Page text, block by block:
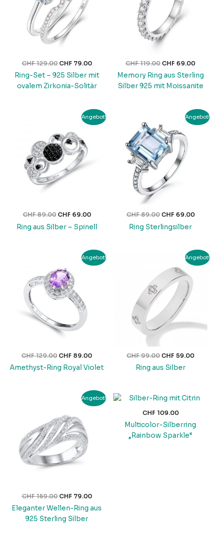
CHF129.00 CHF 79.00
Ring-Set – 925 Silber mit
ovalem Zirkonia-Solitär
CHF119.00 CHF 69.00
Memory Ring aus Sterling
Silber 925 mit Moissanite
Angebot!
CHF89.00
Ursprünglicher
war:
CHF 89.00
CHF 69.00
Aktueller
Preis
Ring aus Silber – Spinell
Angebot!
CHF89.00
Ursprünglicher
Preis
war:
CHF 89.00
CHF 69.00
Preis
Ring Sterlingsilber
Angebot!
CHF129.00
Ursprünglicher
war:
CHF 129.00
CHF 89.00
Aktueller
Preis
Amethyst-Ring Royal Violet
Angebot!
CHF99.00
Ursprünglicher
war:
CHF 99.00
CHF 59.00
Preis
Ring aus Silber
Angebot!
CHF159.00
Ursprünglicher
CHF 159.00
CHF 79.00
Aktueller
Preis
Eleganter Wellen-Ring aus
925 Sterling Silber
CHF 109.00
Multicolor-Silberring
„Rainbow Sparkle“